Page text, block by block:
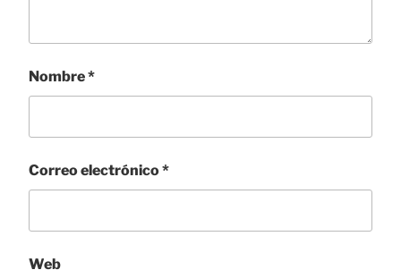
Nombre*
Correo electrónico*
Web